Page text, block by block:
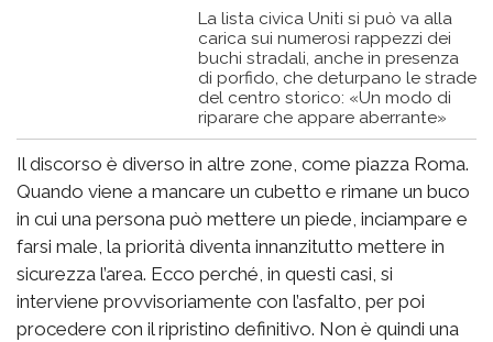
La lista civica Uniti si può va alla
carica sui numerosi rappezzi dei
buchi stradali, anche in presenza
di porfido, che deturpano le strade
del centro storico: «Un modo di
riparare che appare aberrante»
Il discorso è diverso in altre zone, come piazza Roma.
Quando viene a mancare un cubetto e rimane un buco
in cui una persona può mettere un piede, inciampare e
farsi male, la priorità diventa innanzitutto mettere in
sicurezza l’area. Ecco perché, in questi casi, si
interviene provvisoriamente con l’asfalto, per poi
procedere con il ripristino definitivo. Non è quindi una